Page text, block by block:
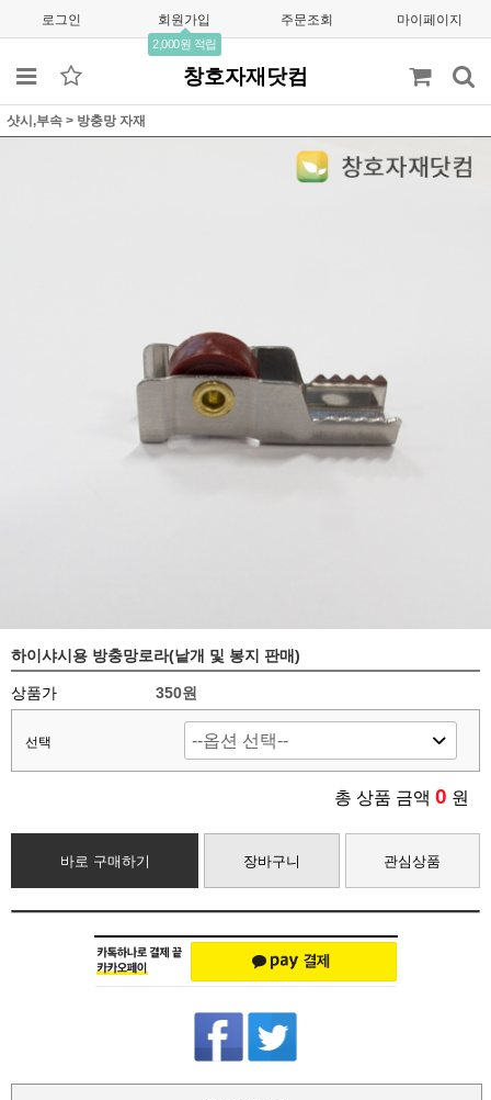
로그인 회원가입
2,000원 적립
주문조회 마이페이지
창호자재닷컴
샷시,부속 > 방충망 자재
하이샤시용 방충망로라(낱개 및 봉지 판매)
상품가 350원
선택
총 상품 금액 0 원
바로 구매하기 장바구니 관심상품